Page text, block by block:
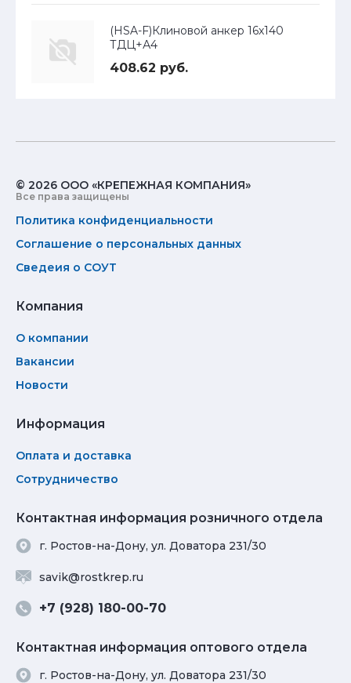
(HSA-F)Клиновой анкер 16х140
ТДЦ+А4
408.62 руб.
© 2026 ООО «КРЕПЕЖНАЯ КОМПАНИЯ»
Все права защищены
Политика конфиденциальности
Соглашение о персональных данных
Сведеия о СОУТ
Компания
О компании
Вакансии
Новости
Информация
Оплата и доставка
Сотрудничество
Контактная информация розничного отдела
г. Ростов-на-Дону, ул. Доватора 231/30
savik@rostkrep.ru
+7 (928) 180-00-70
Контактная информация оптового отдела
г. Ростов-на-Дону, ул. Доватора 231/30